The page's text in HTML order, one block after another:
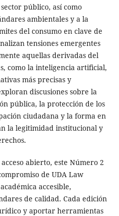
público, así como
ambientales y a la
del consumo en clave de
tensiones emergentes
aquellas derivadas del
como la inteligencia artificial,
más precisas y
discusiones sobre la
pública, la protección de los
ciudadana y la forma en
la legitimidad institucional y
abierto, este Número 2
de UDA Law
accesible,
de calidad. Cada edición
y aportar herramientas